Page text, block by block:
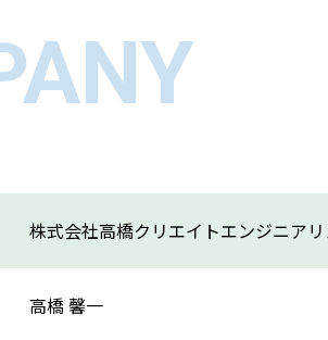
株式会社高橋クリエイトエンジニア
高橋 馨一